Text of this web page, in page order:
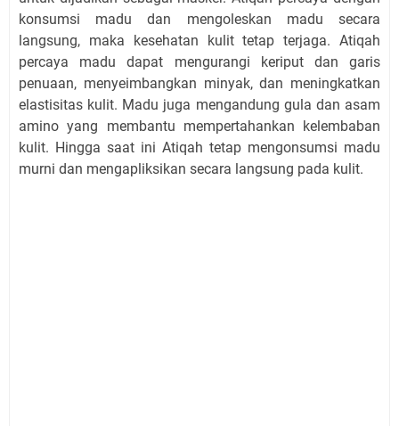
konsumsi madu dan mengoleskan madu secara
langsung, maka kesehatan kulit tetap terjaga. Atiqah
percaya madu dapat mengurangi keriput dan garis
penuaan, menyeimbangkan minyak, dan meningkatkan
elastisitas kulit. Madu juga mengandung gula dan asam
amino yang membantu mempertahankan kelembaban
kulit. Hingga saat ini Atiqah tetap mengonsumsi madu
murni dan mengapliksikan secara langsung pada kulit.